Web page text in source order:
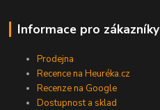
Informace pro zákazníky
Prodejna
Recence na Heuréka.cz
Recenze na Google
Dostupnost a sklad